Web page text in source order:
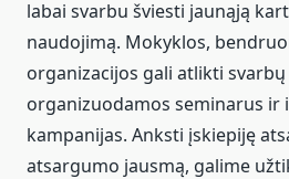
labai svarbu šviesti jaunąją
naudojimą. Mokyklos,
organizacijos gali atlikti
organizuodamos seminarus ir
kampanijas. Anksti įskiepiję
atsargumo jausmą, galime